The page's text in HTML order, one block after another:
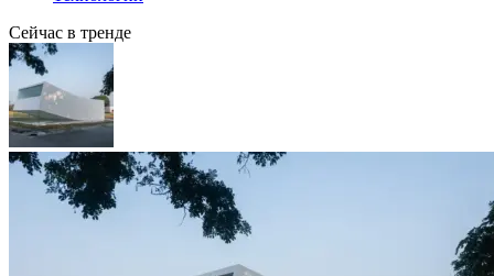
Сейчас в тренде